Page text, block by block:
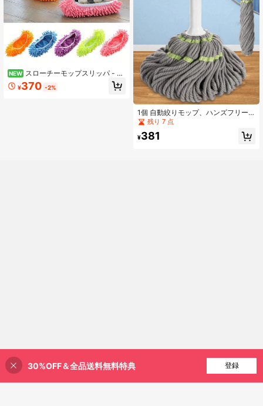
NEW スローチーモップスリッパ - 再
利用可能、取り外し可能、洗濯可能
- シェニールダストモップスリッパ
¥370 -2%
1個 自動絞りモップ、ハンズフリー
絞りモップ、回転脱水、ピカソ回転
フロアモップ、一度の掃除、手動絞
りシミュレーション、クリーニング
残り 7 点
¥381
8% 割引！
30%OFF＆全品送料無料特典 登録